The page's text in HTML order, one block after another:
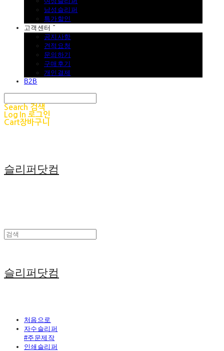
남성슬리퍼
특가할인
고객센터 ˇ
공지사항
견적요청
문의하기
구매후기
개인결제
B2B
Search 검색
Log In 로그인
Cart장바구니
슬리퍼닷컴
슬리퍼닷컴
처음으로
자수슬리퍼
#주문제작
인쇄슬리퍼